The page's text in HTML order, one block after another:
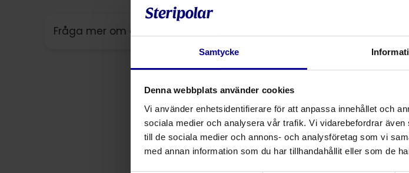
Samtycke
Denna webbplats använder cookies
Vi använder enhetsidentifierare för att anpassa innehållet och
sociala medier och analysera vår trafik. Vi vidarebefordrar
till de sociala medier och annons- och analysföretag som vi
med annan information som du har tillhandahållit eller som de
Fråga mer om denna produkt